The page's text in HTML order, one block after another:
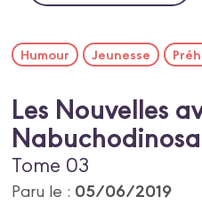
Humour Jeunesse
Les Nouvelles
Tome 03
Paru le : 05/06/2019